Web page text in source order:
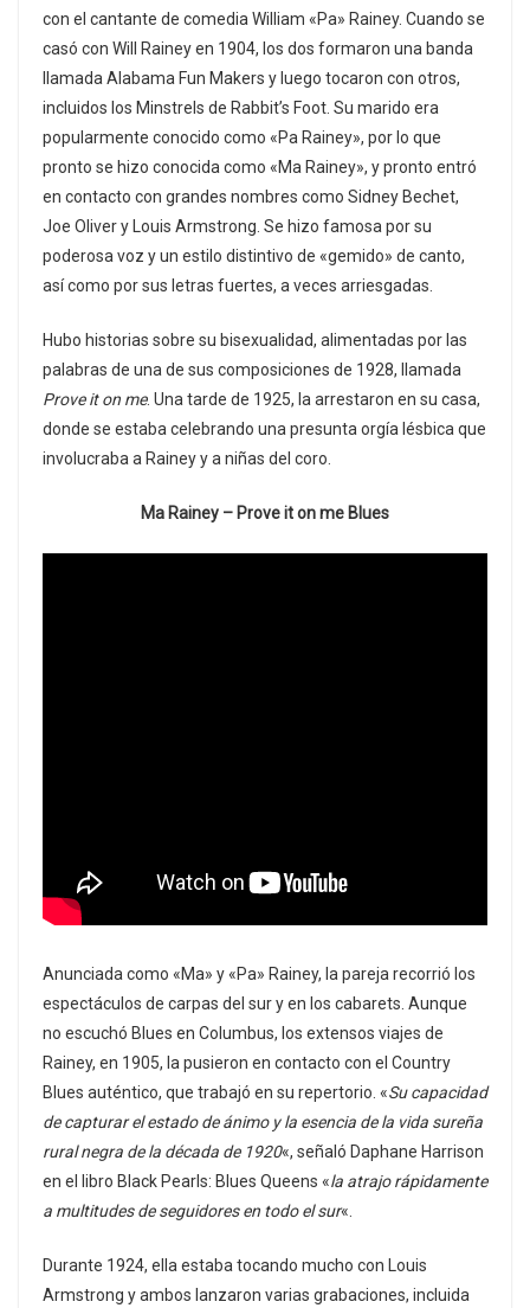
con el cantante de comedia William «Pa» Rainey. Cuando se
casó con Will Rainey en 1904, los dos formaron una banda
llamada Alabama Fun Makers y luego tocaron con otros,
incluidos los Minstrels de Rabbit’s Foot. Su marido era
popularmente conocido como «Pa Rainey», por lo que
pronto se hizo conocida como «Ma Rainey», y pronto entró
en contacto con grandes nombres como Sidney Bechet,
Joe Oliver y Louis Armstrong. Se hizo famosa por su
poderosa voz y un estilo distintivo de «gemido» de canto,
así como por sus letras fuertes, a veces arriesgadas.
Hubo historias sobre su bisexualidad, alimentadas por las
palabras de una de sus composiciones de 1928, llamada
Prove it on me. Una tarde de 1925, la arrestaron en su casa,
donde se estaba celebrando una presunta orgía lésbica que
involucraba a Rainey y a niñas del coro.
Ma Rainey – Prove it on me Blues
Anunciada como «Ma» y «Pa» Rainey, la pareja recorrió los
espectáculos de carpas del sur y en los cabarets. Aunque
no escuchó Blues en Columbus, los extensos viajes de
Rainey, en 1905, la pusieron en contacto con el Country
Blues auténtico, que trabajó en su repertorio. «Su capacidad
de capturar el estado de ánimo y la esencia de la vida sureña
rural negra de la década de 1920«, señaló Daphane Harrison
en el libro Black Pearls: Blues Queens «la atrajo rápidamente
a multitudes de seguidores en todo el sur«.
Durante 1924, ella estaba tocando mucho con Louis
Armstrong y ambos lanzaron varias grabaciones, incluida